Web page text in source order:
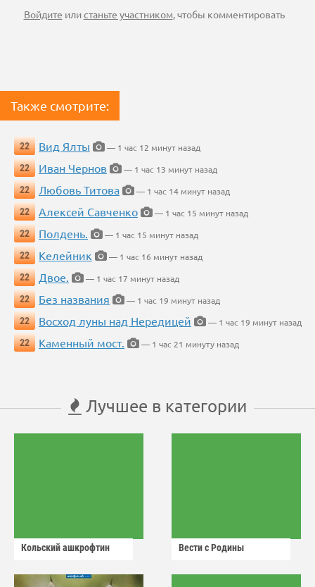
Войдите илистаньте участником, чтобы комментировать
Также смотрите:
22 Вид Ялты
— 1 час 12 минут назад
22
Иван Чернов
— 1 час 13 минут назад
22
Любовь Титова
— 1 час 14 минут назад
22
Алексей Савченко
— 1 час 15 минут назад
22
Полдень.
— 1 час 15 минут назад
22
Келейник
— 1 час 16 минут назад
22
Двое.
— 1 час 17 минут назад
22
Без названия
— 1 час 19 минут назад
22
Восход луны над Нередицей
— 1 час 19 минут назад
22
Каменный мост. — 1 час 21 минуту назад
Лучшее в категории
Кольский ашкрофтин Вести с Родины